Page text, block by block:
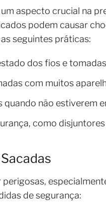
aspecto crucial na
podem causar
seguintes práticas:
dos fios e tomadas
com muitos
não estiverem
como
de segurança: